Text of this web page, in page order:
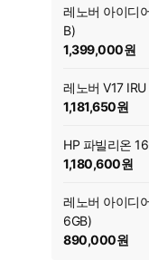
레노버 아이디
B)
1,399,000원
레노버 V17
1,181,650원
HP 파빌리온
1,180,600원
레노버 아이디
6GB)
890,000원